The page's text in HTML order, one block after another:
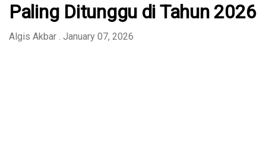
Paling Ditunggu di Tahun 2026
Algis Akbar . January 07, 2026